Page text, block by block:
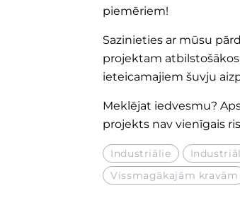
piemēriem!
Sazinieties ar mūsu
projektam
ieteicamajiem šuvju
Meklējat iedvesmu?
projekts nav vienīgais
Industriālie
Vissmagākajām kravām